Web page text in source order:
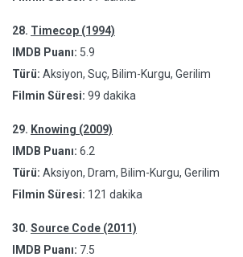
28. Timecop (1994)
IMDB Puanı: 5.9
Türü: Aksiyon, Suç, Bilim-Kurgu, Gerilim
Filmin Süresi: 99 dakika
29. Knowing (2009)
IMDB Puanı: 6.2
Türü: Aksiyon, Dram, Bilim-Kurgu, Gerilim
Filmin Süresi: 121 dakika
30. Source Code (2011)
IMDB Puanı: 7.5